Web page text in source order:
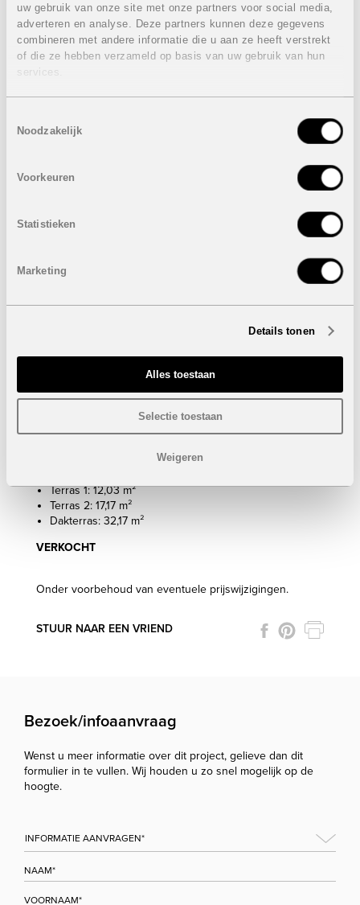
uw gebruik van onze site met onze partners voor social media,
adverteren en analyse. Deze partners kunnen deze gegevens
combineren met andere informatie die u aan ze heeft verstrekt
of die ze hebben verzameld op basis van uw gebruik van hun
services.
Noodzakelijk
Voorkeuren
Statistieken
Marketing
Details tonen
Alles toestaan
Selectie toestaan
Weigeren
Eigenschappen laatste geschakelde woning 2
slaapkamers: VERKOCHT
2 Slaapkamers
Tuin: 43,09 m²
Terras 2: 15,01 m²
VERKOCHT
Bebouwde oppervlakte: 174,84 m²
Terras 1: 16,19 m²
VERKOCHT
VERKOCHT
Bebouwde oppervlakte: van 144,96 m² tot 202,32 m²
Terras 1: 12,03 m²
Terras 2: 17,17 m²
Dakterras: 32,17 m²
VERKOCHT
Onder voorbehoud van eventuele prijswijzigingen.
STUUR NAAR EEN VRIEND
Bezoek/infoaanvraag
Wenst u meer informatie over dit project, gelieve dan dit
formulier in te vullen. Wij houden u zo snel mogelijk op de
hoogte.